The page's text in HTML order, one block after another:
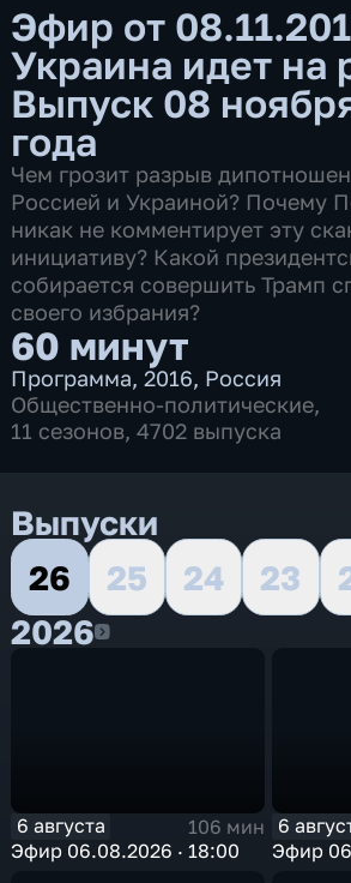
Эфир от
Украина идет на
Выпуск 08
года
Чем грозит разрыв
Россией и Украиной? Почему
никак не комментирует эту
инициативу? Какой
собирается совершить Трамп
своего избрания?
60 минут
Программа,2016, Россия
Общественно-политические,
11 сезонов, 4702 выпуска
Выпуски
26
25 24 23
20262026
6 августа
106 мин
Эфир 06.08.2026 · 18:00
6
Эфир